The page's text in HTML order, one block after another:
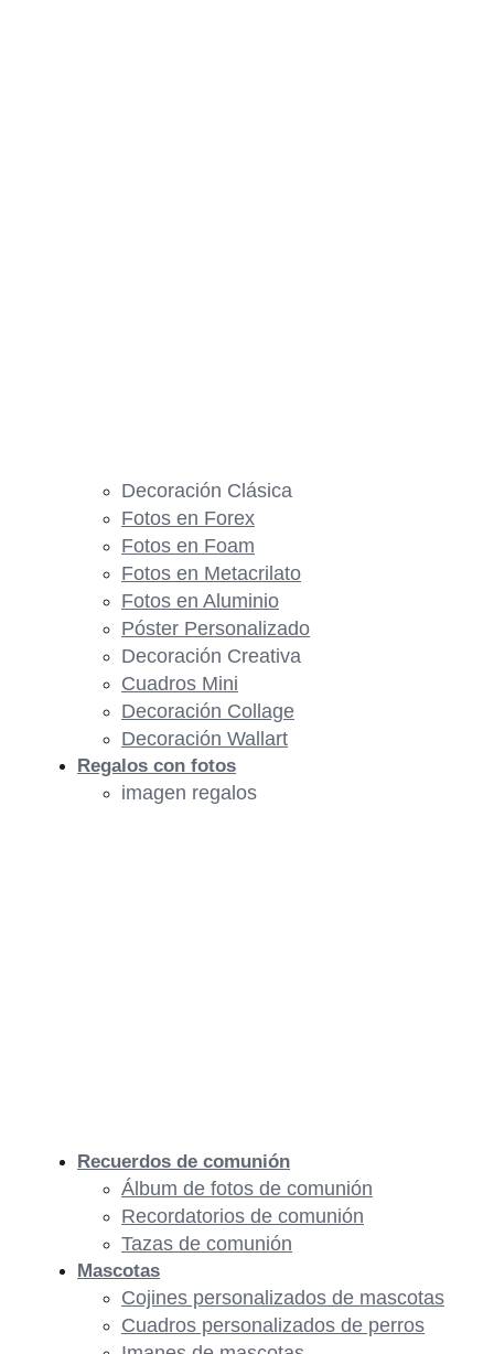
Decoración Clásica
Fotos en Forex
Fotos en Foam
Fotos en Metacrilato
Fotos en Aluminio
Póster Personalizado
Decoración Creativa
Cuadros Mini
Decoración Collage
Decoración Wallart
Regalos con fotos
imagen regalos
Recuerdos de comunión
Álbum de fotos de comunión
Recordatorios de comunión
Tazas de comunión
Mascotas
Cojines personalizados de mascotas
Cuadros personalizados de perros